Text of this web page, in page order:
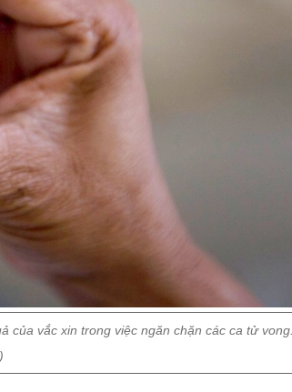
của vắc xin trong việc ngăn chặn các ca tử